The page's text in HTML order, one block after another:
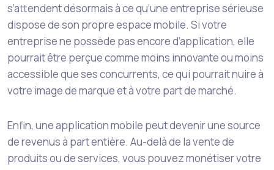
s’attendent désormais à ce qu’une entreprise sérieuse
dispose de son propre espace mobile. Si votre
entreprise ne possède pas encore d’application, elle
pourrait être perçue comme moins innovante ou moins
accessible que ses concurrents, ce qui pourrait nuire à
votre image de marque et à votre part de marché.
Enfin, une application mobile peut devenir une source
de revenus à part entière. Au-delà de la vente de
produits ou de services, vous pouvez monétiser votre